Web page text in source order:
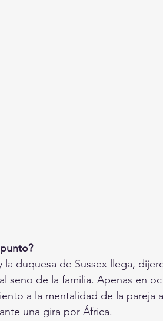
duquesa de Sussex llega,
seno de la familia. Apenas en
a la mentalidad de la pareja
una gira por África.